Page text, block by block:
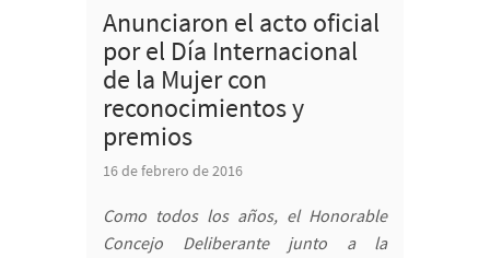
Anunciaron el acto oficial
por el Día Internacional
de la Mujer con
reconocimientos y
premios
16 de febrero de 2016
Como todos los años, el Honorable
Concejo Deliberante junto a la